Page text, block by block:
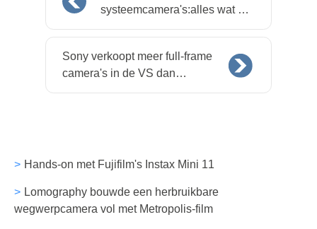
systeemcamera's:alles wat u
moet weten
Sony verkoopt meer full-frame
camera's in de VS dan
Canon, Nikon en alle anderen
Hands-on met Fujifilm's Instax Mini 11
Lomography bouwde een herbruikbare
wegwerpcamera vol met Metropolis-film